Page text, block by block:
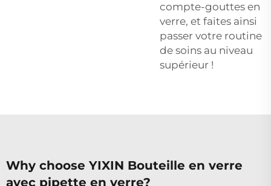
compte-gouttes en
verre, et faites ainsi
passer votre routine
de soins au niveau
supérieur !
Why choose YIXIN Bouteille en verre
avec pipette en verre?